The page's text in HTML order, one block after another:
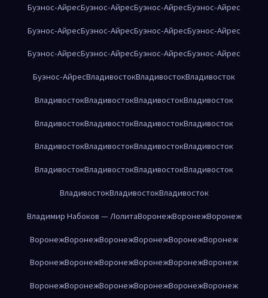
Буэнос-АйресБуэнос-АйресБуэнос-АйресБуэнос-Айрес
Буэнос-АйресБуэнос-АйресБуэнос-АйресБуэнос-Айрес
Буэнос-АйресБуэнос-АйресБуэнос-АйресБуэнос-Айрес
Буэнос-АйресВладивостокВладивостокВладивосток
ВладивостокВладивостокВладивостокВладивосток
ВладивостокВладивостокВладивостокВладивосток
ВладивостокВладивостокВладивостокВладивосток
ВладивостокВладивостокВладивостокВладивосток
ВладивостокВладивостокВладивосток
Владимир Набоков — ЛолитаВоронежВоронежВоронеж
ВоронежВоронежВоронежВоронежВоронежВоронеж
ВоронежВоронежВоронежВоронежВоронежВоронеж
ВоронежВоронежВоронежВоронежВоронежВоронеж